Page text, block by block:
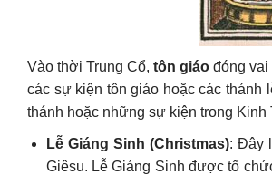
Vào thời Trung Cổ, tôn giáo đóng vai
các sự kiện tôn giáo hoặc các
thánh hoặc những sự kiện trong
Lễ Giáng Sinh (Christmas): Đây
Giêsu. Lễ Giáng Sinh được tổ